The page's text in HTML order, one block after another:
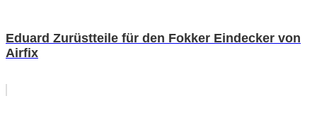
Eduard Zurüstteile für den Fokker Eindecker von
Airfix